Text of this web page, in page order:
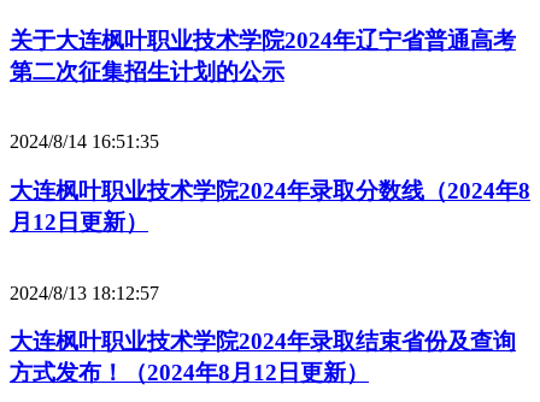
关于大连枫叶职业技术学院2024年辽宁省普通高考
第二次征集招生计划的公示
2024/8/14 16:51:35
大连枫叶职业技术学院2024年录取分数线（2024年8
月12日更新）
2024/8/13 18:12:57
大连枫叶职业技术学院2024年录取结束省份及查询
方式发布！（2024年8月12日更新）